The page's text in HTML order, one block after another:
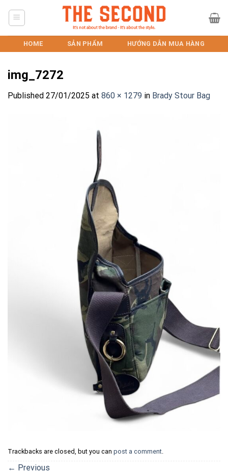
HOME SẢN PHẨM HƯỚNG DẪN MUA HÀNG
img_7272
Published 27/01/2025 at 860 × 1279 in Brady Stour Bag
Trackbacks are closed, but you can post a comment
← Previous